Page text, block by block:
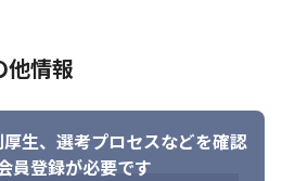
両開発に携わるエンジニアから信
、多様な人材とのコミュニケーシ
の方々など、幅広い社外の人脈を
他情報
生、 選考プロセスなどを確認
員登録が必要です